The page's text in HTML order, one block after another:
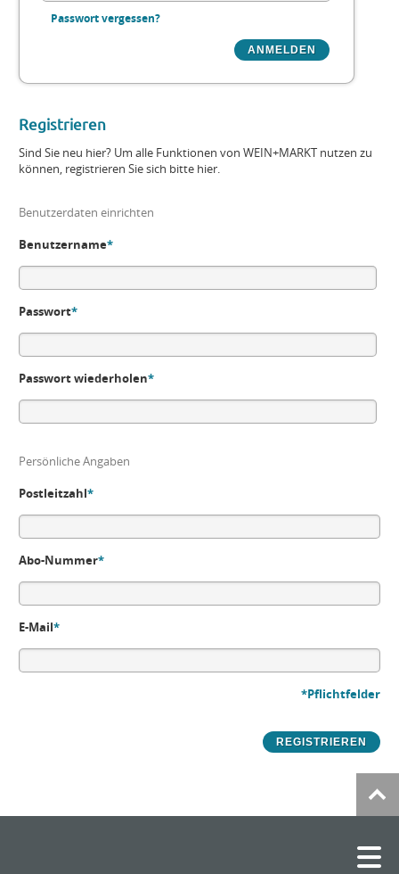
Passwort vergessen?
Registrieren
Sind Sie neu hier? Um alle Funktionen von WEIN+MARKT nutzen zu
können, registrieren Sie sich bitte hier.
Benutzerdaten einrichten
Benutzername*
Passwort*
Passwort wiederholen*
Persönliche Angaben
Postleitzahl*
Abo-Nummer*
E-Mail*
*Pflichtfelder